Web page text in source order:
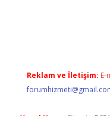
Reklam ve İletişim: E-